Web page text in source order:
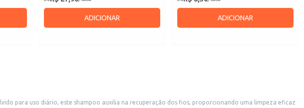
ADICIONAR ADICIONAR
para uso diário, este shampoo auxilia na recuperação dos fios, proporcionando uma limpeza eficaz